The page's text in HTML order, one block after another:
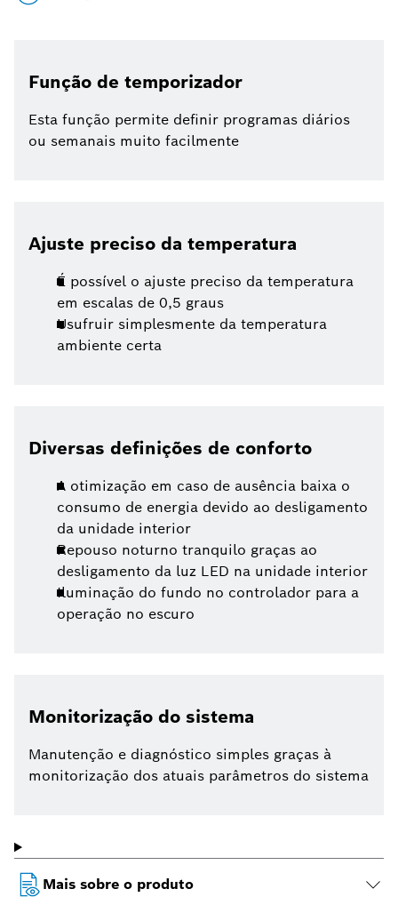
Função de temporizador
Esta função permite definir programas diários
ou semanais muito facilmente
Ajuste preciso da temperatura
É possível o ajuste preciso da temperatura
em escalas de 0,5 graus
Usufruir simplesmente da temperatura
ambiente certa
Diversas definições de conforto
A otimização em caso de ausência baixa o
consumo de energia devido ao desligamento
da unidade interior
Repouso noturno tranquilo graças ao
desligamento da luz LED na unidade interior
Iluminação do fundo no controlador para a
operação no escuro
Monitorização do sistema
Manutenção e diagnóstico simples graças à
monitorização dos atuais parâmetros do sistema
Mais sobre o produto